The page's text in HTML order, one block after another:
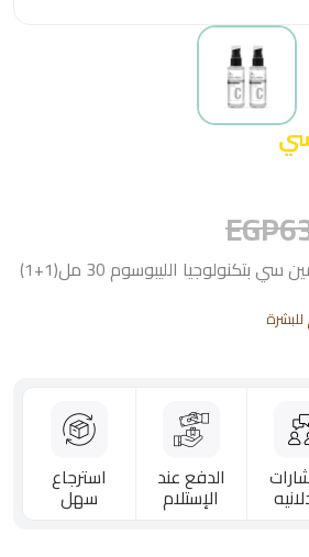
الليبوسوم 30 مل(1+1)
الدفع عند
الإستلام
استرجاع
سهل